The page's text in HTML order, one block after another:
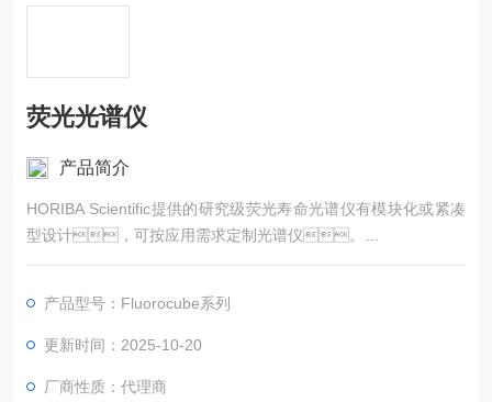
荧光光谱仪
产品简介
HORIBA Scientific提供的研究级荧光寿命光谱仪有模块化或紧凑
型设计，可按应用需求定制光谱仪。
Fluorocube荧光光谱仪将新的迷你化光源和检测技术与成熟的TC
界面友好的光子计数寿命系统。
产品型号：Fluorocube系列
更新时间：2025-10-20
厂商性质：代理商